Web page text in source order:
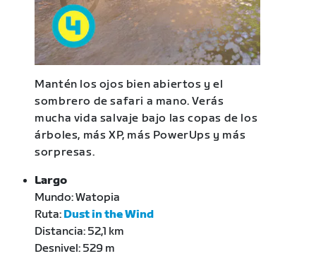
Mantén los ojos bien abiertos y el
sombrero de safari a mano. Verás
mucha vida salvaje bajo las copas de los
árboles, más XP, más PowerUps y más
sorpresas.
Largo
Mundo: Watopia
Ruta: Dust in the Wind
Distancia: 52,1 km
Desnivel: 529 m